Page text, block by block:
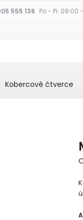
555 136 Po - Pi: 09:00
Kobercové čtverce